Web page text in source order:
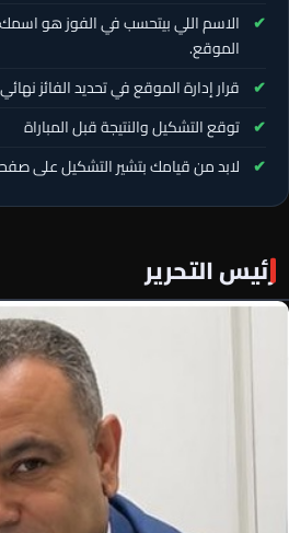
الاسم اللي بيتحسب في الفوز هو
الموقع.
قرار إدارة الموقع في تحديد الفائز
توقع التشكيل والنتيجة قبل المباراة
لابد من قيامك بتشير التشكيل على
رئيس التحرير